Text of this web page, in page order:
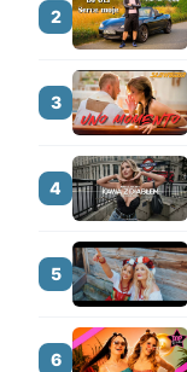
2
3
4
5
6